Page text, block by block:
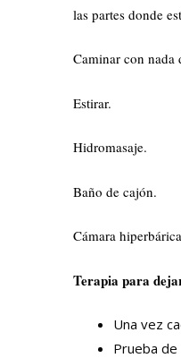
las partes donde
Caminar con nada
Estirar.
Hidromasaje.
Baño de cajón.
Cámara
Terapia para
Una vez
Prueba